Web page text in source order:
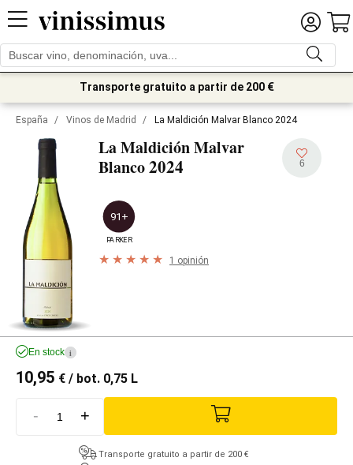
Transporte gratuito a partir de 200 €
España / Vinos de Madrid / La Maldición Malvar Blanco 2024
La Maldición Malvar
Blanco2024 6
91+
PARKER
1 opinión
En stock i
10,95 € / bot. 0,75 L
- +
Transporte gratuito a partir de 200 €